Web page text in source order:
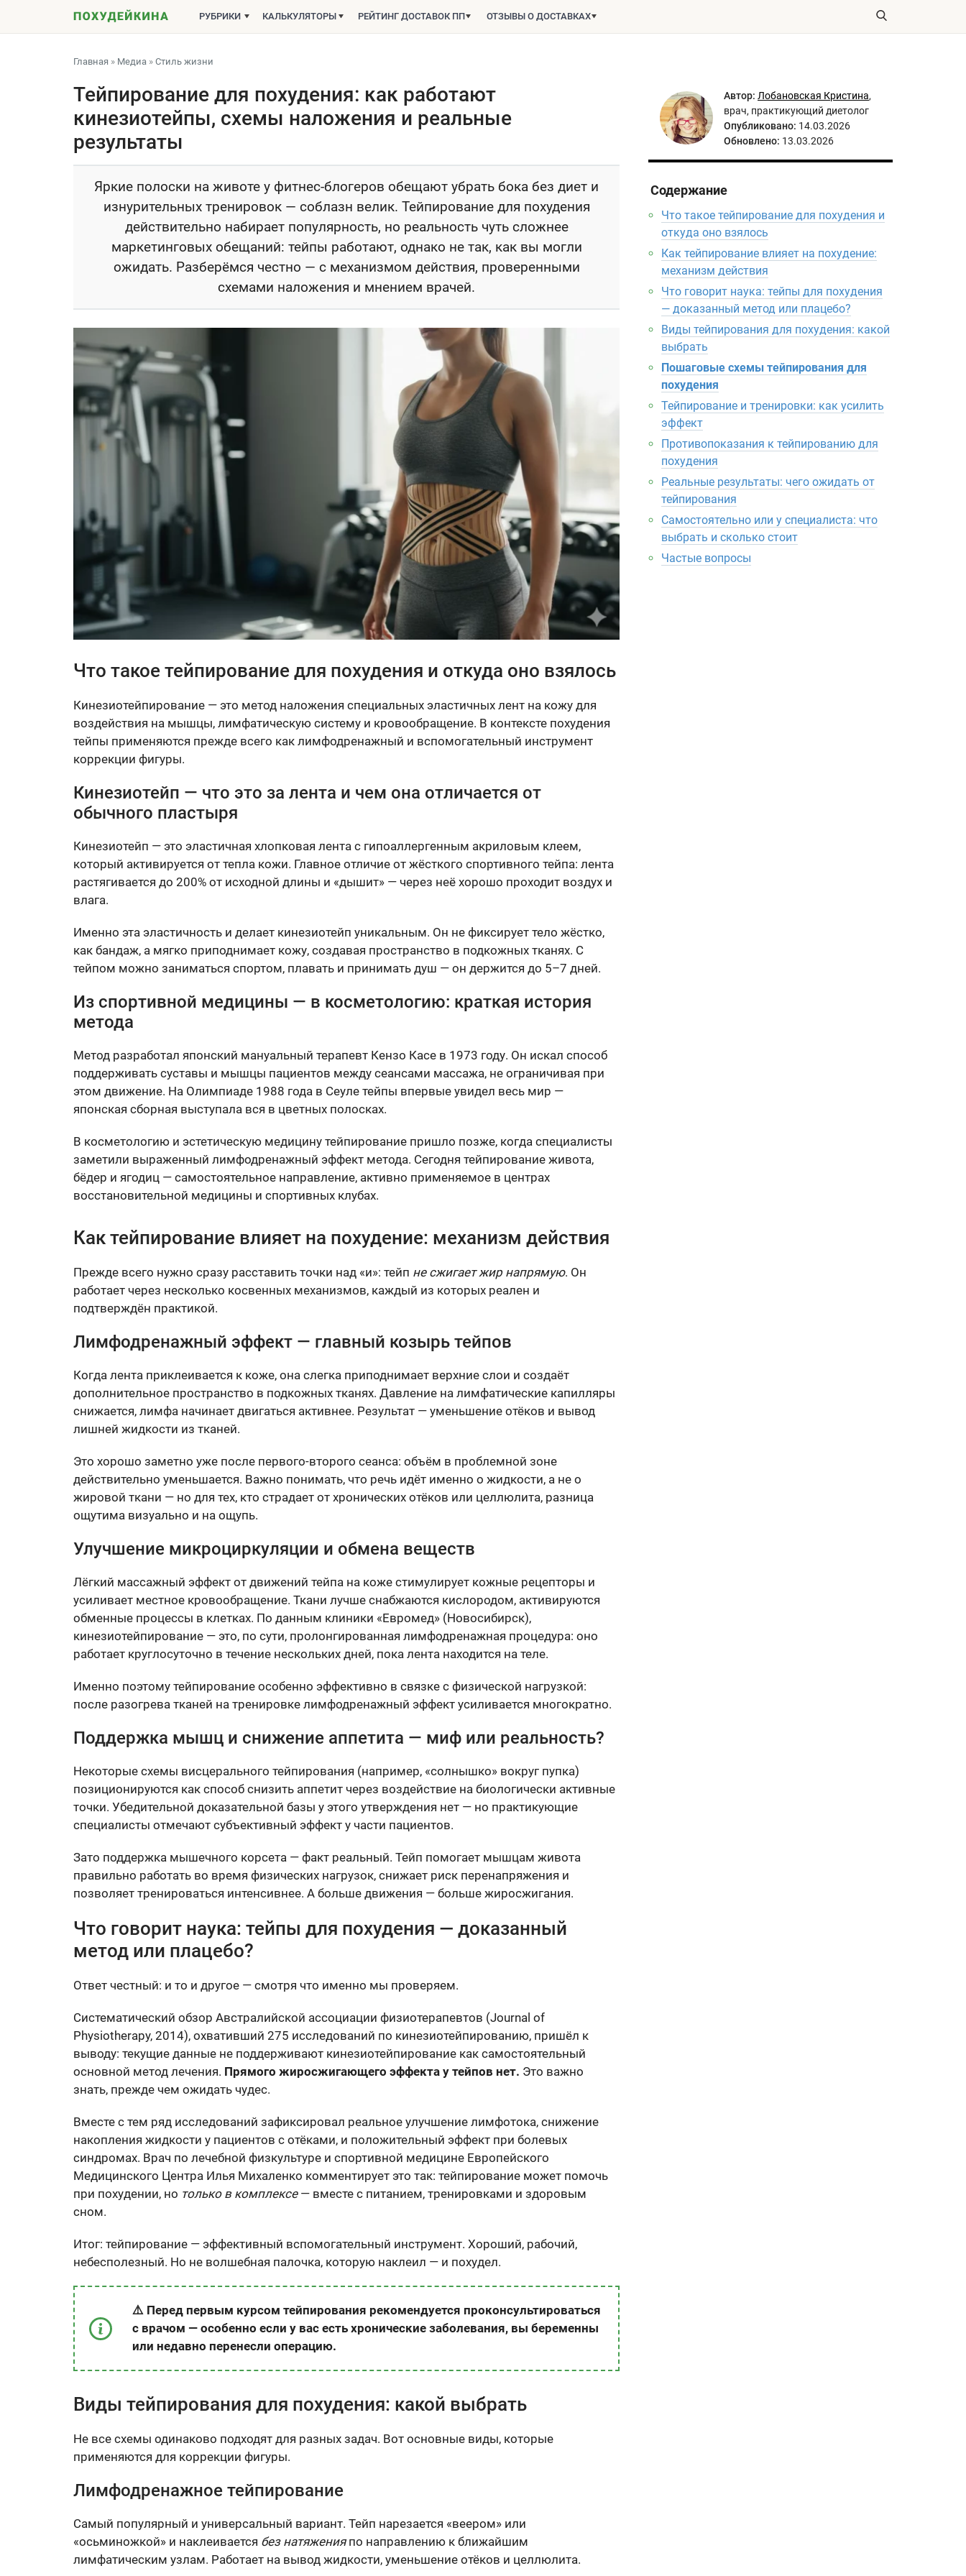
РУБРИКИ КАЛЬКУЛЯТОРЫ РЕЙТИНГ ДОСТАВОК ПП ОТЗЫВЫ О ДОСТАВКАХ
Главная » Медиа » Стиль жизни
Тейпирование для похудения: как работают
кинезиотейпы, схемы наложения и реальные
результаты
Яркие полоски на животе у фитнес-блогеров обещают убрать бока без диет и
изнурительных тренировок — соблазн велик. Тейпирование для похудения
действительно набирает популярность, но реальность чуть сложнее
маркетинговых обещаний: тейпы работают, однако не так, как вы могли
ожидать. Разберёмся честно — с механизмом действия, проверенными
схемами наложения и мнением врачей.
Что такое тейпирование для похудения и откуда оно взялось
Кинезиотейпирование — это метод наложения специальных эластичных лент на кожу для
воздействия на мышцы, лимфатическую систему и кровообращение. В контексте похудения
тейпы применяются прежде всего как лимфодренажный и вспомогательный инструмент
коррекции фигуры.
Кинезиотейп — что это за лента и чем она отличается от
обычного пластыря
Кинезиотейп — это эластичная хлопковая лента с гипоаллергенным акриловым клеем,
который активируется от тепла кожи. Главное отличие от жёсткого спортивного тейпа: лента
растягивается до 200% от исходной длины и «дышит» — через неё хорошо проходит воздух и
влага.
Именно эта эластичность и делает кинезиотейп уникальным. Он не фиксирует тело жёстко,
как бандаж, а мягко приподнимает кожу, создавая пространство в подкожных тканях. С
тейпом можно заниматься спортом, плавать и принимать душ — он держится до 5–7 дней.
Из спортивной медицины — в косметологию: краткая история
метода
Метод разработал японский мануальный терапевт Кензо Касе в 1973 году. Он искал способ
поддерживать суставы и мышцы пациентов между сеансами массажа, не ограничивая при
этом движение. На Олимпиаде 1988 года в Сеуле тейпы впервые увидел весь мир —
японская сборная выступала вся в цветных полосках.
В косметологию и эстетическую медицину тейпирование пришло позже, когда специалисты
заметили выраженный лимфодренажный эффект метода. Сегодня тейпирование живота,
бёдер и ягодиц — самостоятельное направление, активно применяемое в центрах
восстановительной медицины и спортивных клубах.
Как тейпирование влияет на похудение: механизм действия
Прежде всего нужно сразу расставить точки над «и»: тейп не сжигает жир напрямую. Он
работает через несколько косвенных механизмов, каждый из которых реален и
подтверждён практикой.
Лимфодренажный эффект — главный козырь тейпов
Когда лента приклеивается к коже, она слегка приподнимает верхние слои и создаёт
дополнительное пространство в подкожных тканях. Давление на лимфатические капилляры
снижается, лимфа начинает двигаться активнее. Результат — уменьшение отёков и вывод
лишней жидкости из тканей.
Это хорошо заметно уже после первого-второго сеанса: объём в проблемной зоне
действительно уменьшается. Важно понимать, что речь идёт именно о жидкости, а не о
жировой ткани — но для тех, кто страдает от хронических отёков или целлюлита, разница
ощутима визуально и на ощупь.
Улучшение микроциркуляции и обмена веществ
Лёгкий массажный эффект от движений тейпа на коже стимулирует кожные рецепторы и
усиливает местное кровообращение. Ткани лучше снабжаются кислородом, активируются
обменные процессы в клетках. По данным клиники «Евромед» (Новосибирск),
кинезиотейпирование — это, по сути, пролонгированная лимфодренажная процедура: оно
работает круглосуточно в течение нескольких дней, пока лента находится на теле.
Именно поэтому тейпирование особенно эффективно в связке с физической нагрузкой:
после разогрева тканей на тренировке лимфодренажный эффект усиливается многократно.
Поддержка мышц и снижение аппетита — миф или реальность?
Некоторые схемы висцерального тейпирования (например, «солнышко» вокруг пупка)
позиционируются как способ снизить аппетит через воздействие на биологически активные
точки. Убедительной доказательной базы у этого утверждения нет — но практикующие
специалисты отмечают субъективный эффект у части пациентов.
Зато поддержка мышечного корсета — факт реальный. Тейп помогает мышцам живота
правильно работать во время физических нагрузок, снижает риск перенапряжения и
позволяет тренироваться интенсивнее. А больше движения — больше жиросжигания.
Что говорит наука: тейпы для похудения — доказанный
метод или плацебо?
Ответ честный: и то и другое — смотря что именно мы проверяем.
Систематический обзор Австралийской ассоциации физиотерапевтов (Journal of
Physiotherapy, 2014), охвативший 275 исследований по кинезиотейпированию, пришёл к
выводу: текущие данные не поддерживают кинезиотейпирование как самостоятельный
основной метод лечения. Прямого жиросжигающего эффекта у тейпов нет. Это важно
знать, прежде чем ожидать чудес.
Вместе с тем ряд исследований зафиксировал реальное улучшение лимфотока, снижение
накопления жидкости у пациентов с отёками, и положительный эффект при болевых
синдромах. Врач по лечебной физкультуре и спортивной медицине Европейского
Медицинского Центра Илья Михаленко комментирует это так: тейпирование может помочь
при похудении, но только в комплексе— вместе с питанием, тренировками и здоровым
сном.
Итог: тейпирование — эффективный вспомогательный инструмент. Хороший, рабочий,
небесполезный. Но не волшебная палочка, которую наклеил — и похудел.
⚠️ Перед первым курсом тейпирования рекомендуется проконсультироваться
с врачом — особенно если у вас есть хронические заболевания, вы беременны
или недавно перенесли операцию.
Виды тейпирования для похудения: какой выбрать
Не все схемы одинаково подходят для разных задач. Вот основные виды, которые
применяются для коррекции фигуры.
Лимфодренажное тейпирование
Самый популярный и универсальный вариант. Тейп нарезается «веером» или
«осьминожкой» и наклеивается без натяженияпо направлению к ближайшим
лимфатическим узлам. Работает на вывод жидкости, уменьшение отёков и целлюлита.
Автор: Лобановская Кристина,
врач, практикующий диетолог
Опубликовано: 14.03.2026
Обновлено: 13.03.2026
Содержание
Что такое тейпирование для похудения и
откуда оно взялось
Как тейпирование влияет на похудение:
механизм действия
Что говорит наука: тейпы для похудения
— доказанный метод или плацебо?
Виды тейпирования для похудения: какой
выбрать
Пошаговые схемы тейпирования для
похудения
Тейпирование и тренировки: как усилить
эффект
Противопоказания к тейпированию для
похудения
Реальные результаты: чего ожидать от
тейпирования
Самостоятельно или у специалиста: что
выбрать и сколько стоит
Частые вопросы